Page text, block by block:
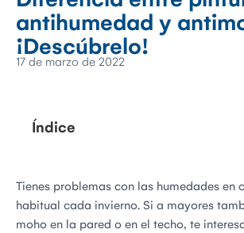
antihumedad y
¡Descúbrelo!
17 de marzo de 2022
Índice
Tienes problemas con las humedades en
habitual cada invierno. Si a mayores
moho en la pared o en el techo, te